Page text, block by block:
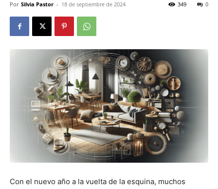
Por Silvia Pastor - 18 de septiembre de 2024 0
349
Con el nuevo año a la vuelta de la esquina, muchos